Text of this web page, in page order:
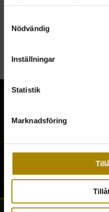
Nödvändig
Inställningar
Statistik
Marknadsföring
TILLBAKA
En krönt